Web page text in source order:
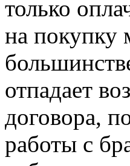
только
на покупку
отпадает
договора,
работы с